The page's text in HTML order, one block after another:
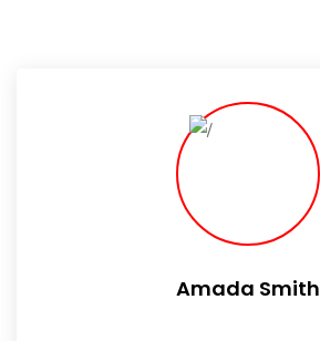
Amada Smith